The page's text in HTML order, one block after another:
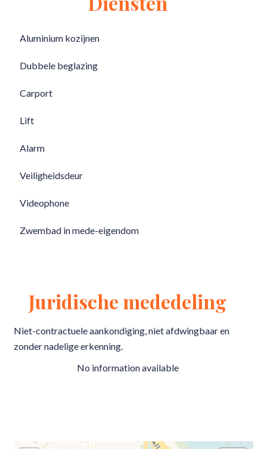
Aluminium kozijnen
Dubbele beglazing
Carport
Lift
Alarm
Veiligheidsdeur
Videophone
Zwembad in mede-eigendom
Juridische mededeling
Niet-contractuele aankondiging, niet afdwingbaar en
zonder nadelige erkenning.
No information available